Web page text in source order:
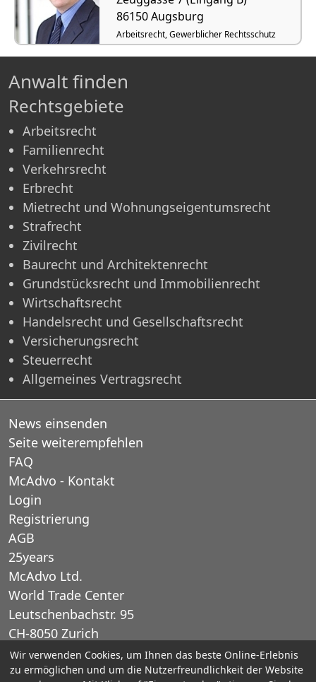
86150 Augsburg
Arbeitsrecht, Gewerblicher Rechtsschutz
Anwalt finden
Rechtsgebiete
Arbeitsrecht
Familienrecht
Verkehrsrecht
Erbrecht
Mietrecht und Wohnungseigentumsrecht
Strafrecht
Zivilrecht
Baurecht und Architektenrecht
Grundstücksrecht und Immobilienrecht
Wirtschaftsrecht
Handelsrecht und Gesellschaftsrecht
Versicherungsrecht
Steuerrecht
Allgemeines Vertragsrecht
News einsenden
Seite weiterempfehlen
FAQ
McAdvo - Kontakt
Login
Registrierung
AGB
25years
McAdvo Ltd.
World Trade Center
Leutschenbachstr. 95
CH-8050 Zurich
Schweiz
Wir verwenden Cookies, um Ihnen das beste Online-Erlebnis
zu ermöglichen und um die Nutzerfreundlichkeit der Website